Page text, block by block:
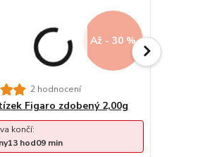
Až - 30 %
2 hodnocení
Figaro zdobený 2,00g
končí:
13 hod09 min